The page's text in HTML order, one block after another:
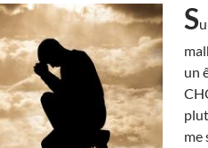
S
un
me